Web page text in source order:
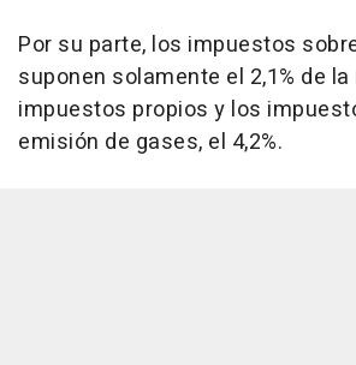
Por su parte, los impuestos
suponen solamente el 2,1% de
impuestos propios y los
emisión de gases, el 4,2%.